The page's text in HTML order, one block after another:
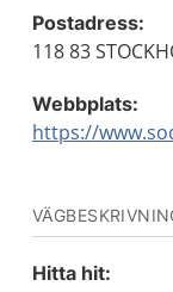
Postadress:
118 83
Webbplats:
https://
Hitta hit: